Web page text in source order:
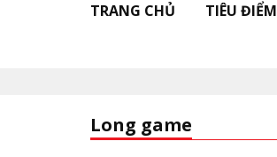
TRANG CHỦ TIÊU ĐIỂM
Long game